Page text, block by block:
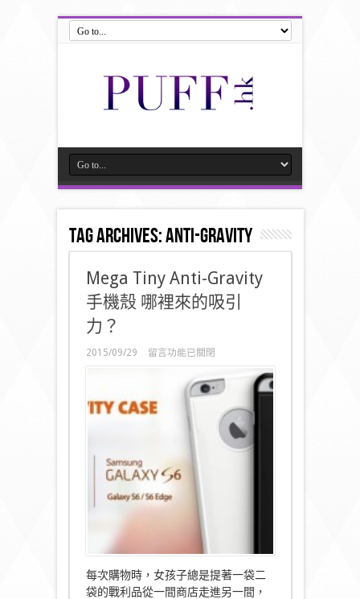
Tag Archives:Anti-Gravity
Mega Tiny Anti-Gravity
手機殼 哪裡來的吸引
力？
2015/09/29
在
Gravity
手
裡
來
的
吸
留言功能已關閉
每次購物時，女孩子總是提著一袋二
袋的戰利品從一間商店走進另一間，